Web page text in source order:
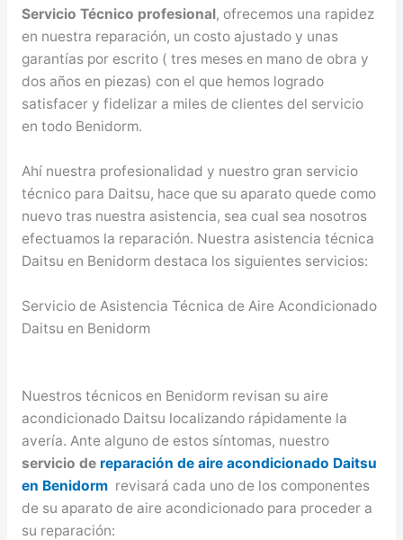
Servicio Técnico profesional, ofrecemos una rapidez
en nuestra reparación, un costo ajustado y unas
garantías por escrito ( tres meses en mano de obra y
dos años en piezas) con el que hemos logrado
satisfacer y fidelizar a miles de clientes del servicio
en todo Benidorm.
Ahí nuestra profesionalidad y nuestro gran servicio
técnico para Daitsu, hace que su aparato quede como
nuevo tras nuestra asistencia, sea cual sea nosotros
efectuamos la reparación. Nuestra asistencia técnica
Daitsu en Benidorm destaca los siguientes servicios:
Servicio de Asistencia Técnica de Aire Acondicionado
Daitsu en Benidorm
Nuestros técnicos en Benidorm revisan su aire
acondicionado Daitsu localizando rápidamente la
avería. Ante alguno de estos síntomas, nuestro
servicio dereparación de aire acondicionado Daitsu
en Benidorm revisará cada uno de los componentes
de su aparato de aire acondicionado para proceder a
su reparación: